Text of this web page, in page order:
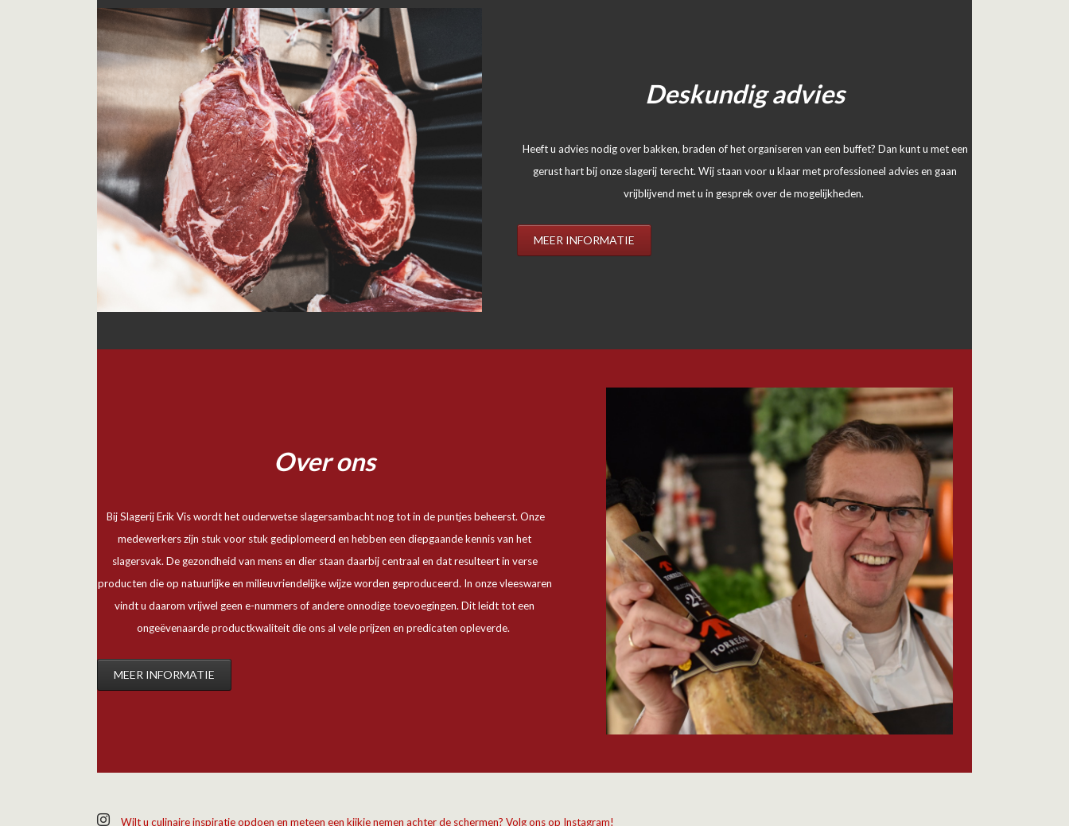
Deskundig advies
Heeft u advies nodig over bakken, braden of het organiseren van een buffet? Dan kunt u met een
gerust hart bij onze slagerij terecht. Wij staan voor u klaar met professioneel advies en gaan
vrijblijvend met u in gesprek over de mogelijkheden.
MEER INFORMATIE
Over ons
Bij Slagerij Erik Vis wordt het ouderwetse slagersambacht nog tot in de puntjes beheerst. Onze
medewerkers zijn stuk voor stuk gediplomeerd en hebben een diepgaande kennis van het
slagersvak. De gezondheid van mens en dier staan daarbij centraal en dat resulteert in verse
producten die op natuurlijke en milieuvriendelijke wijze worden geproduceerd. In onze vleeswaren
vindt u daarom vrijwel geen e-nummers of andere onnodige toevoegingen. Dit leidt tot een
ongeëvenaarde productkwaliteit die ons al vele prijzen en predicaten opleverde.
MEER INFORMATIE
Wilt u culinaire inspiratie opdoen en meteen een kijkje nemen achter de schermen? Volg ons op Instagram!